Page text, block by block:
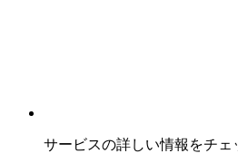
サービスの詳しい情報をチェ